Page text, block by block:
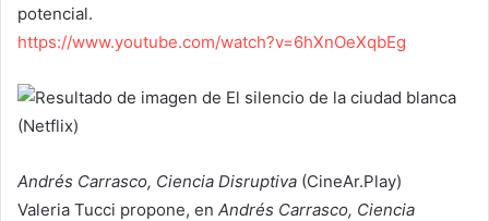
potencial.
https://www.youtube.com/watch?v=6hXnOeXqbEg
Andrés Carrasco, Ciencia Disruptiva (CineAr.Play)
Valeria Tucci propone, en Andrés Carrasco, Ciencia